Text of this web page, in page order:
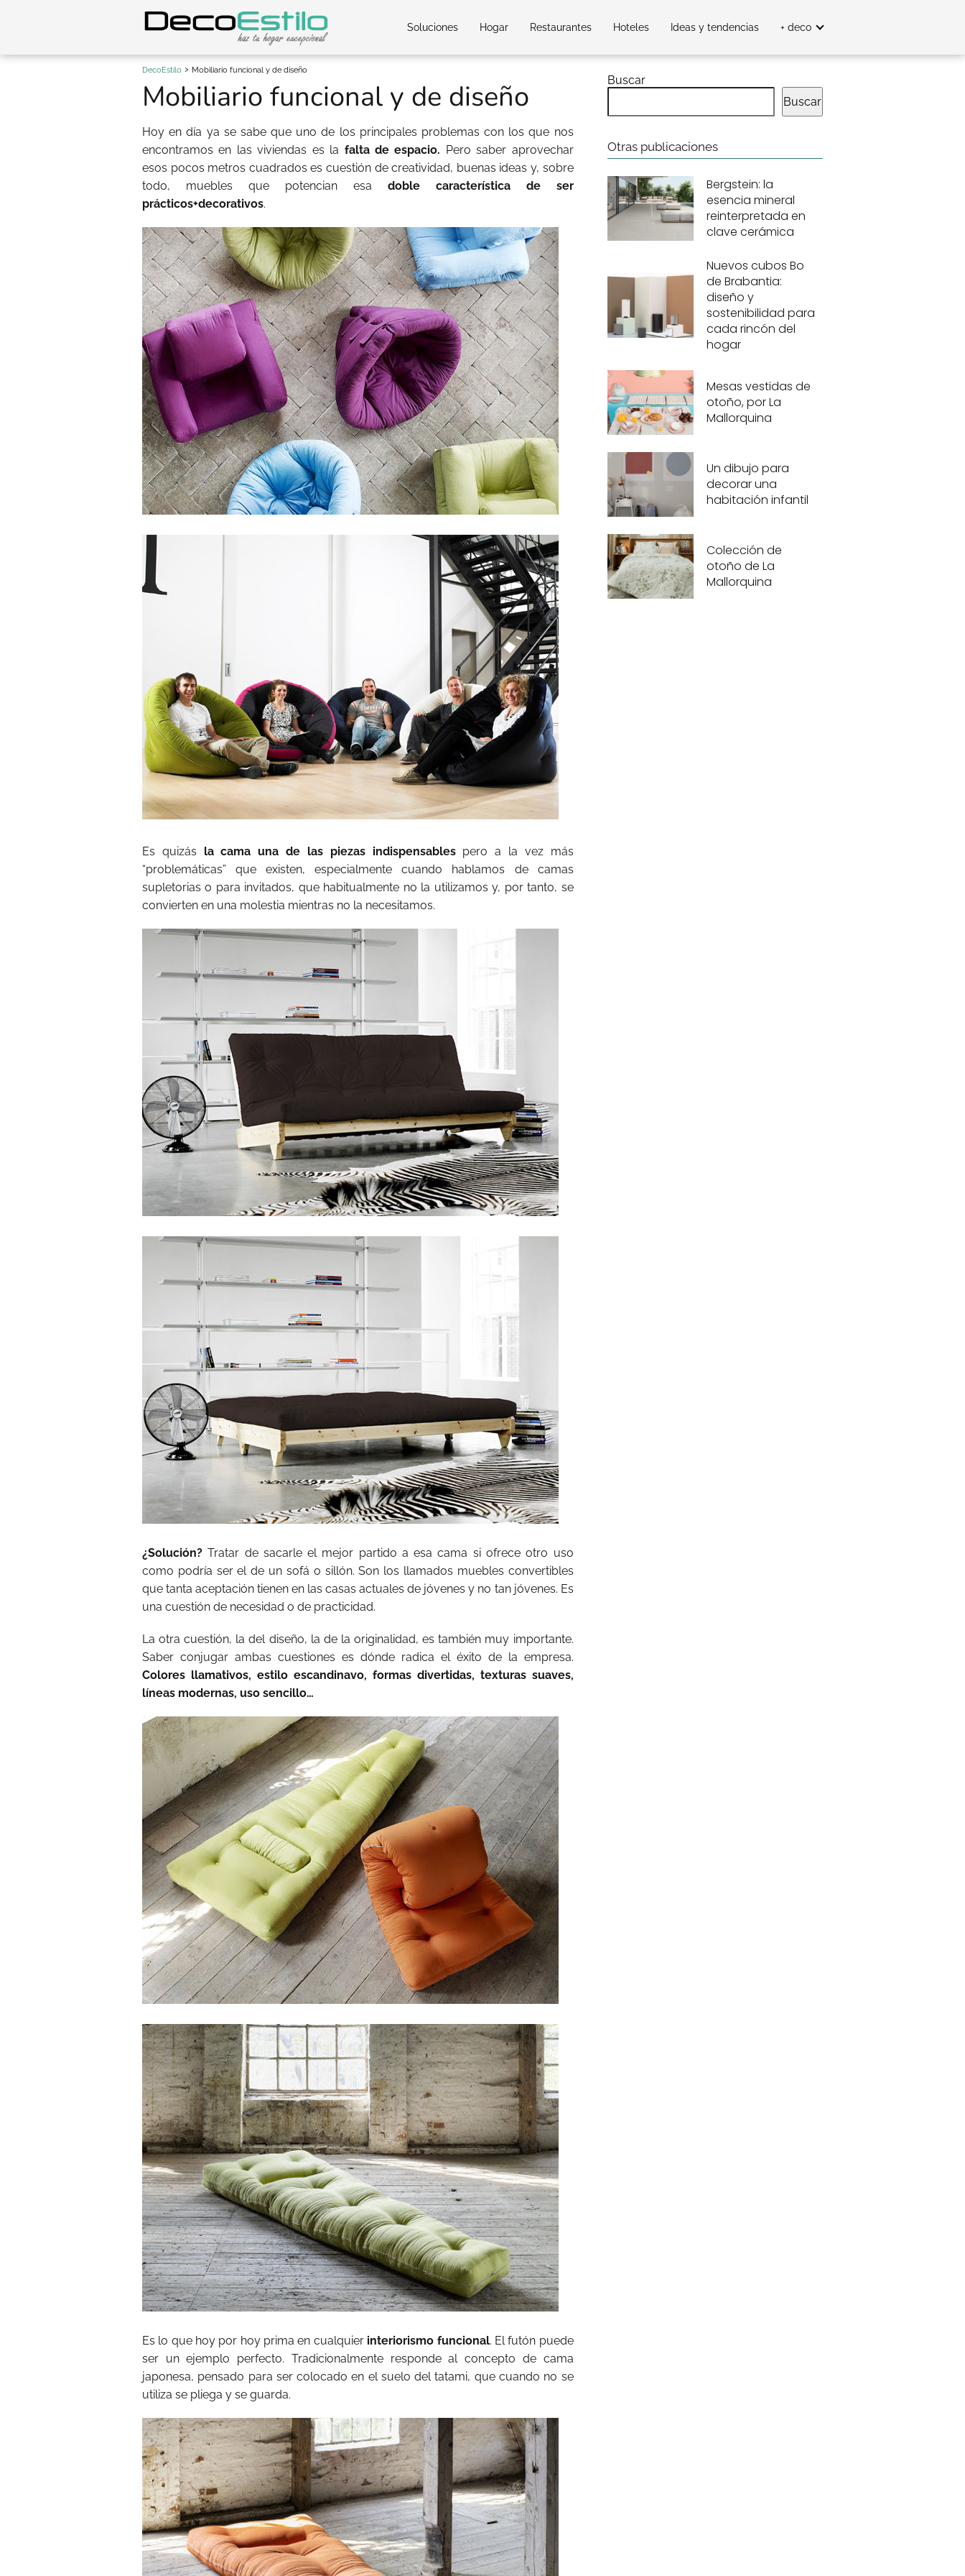
Soluciones Hogar Restaurantes Hoteles Ideas y tendencias + deco
DecoEstilo Mobiliario funcional y de diseño
Mobiliario funcional y de diseño
Hoy en día ya se sabe que uno de los principales problemas con los que nos
encontramos en las viviendas es la falta de espacio. Pero saber aprovechar
esos pocos metros cuadrados es cuestión de creatividad, buenas ideas y, sobre
todo, muebles que potencian esa doble característica de ser
prácticos+decorativos.
Es quizás la cama una de las piezas indispensablespero a la vez más
“problemáticas” que existen, especialmente cuando hablamos de camas
supletorias o para invitados, que habitualmente no la utilizamos y, por tanto, se
convierten en una molestia mientras no la necesitamos.
¿Solución? Tratar de sacarle el mejor partido a esa cama si ofrece otro uso
como podría ser el de un sofá o sillón. Son los llamados muebles convertibles
que tanta aceptación tienen en las casas actuales de jóvenes y no tan jóvenes. Es
una cuestión de necesidad o de practicidad.
La otra cuestión, la del diseño, la de la originalidad, es también muy importante.
Saber conjugar ambas cuestiones es dónde radica el éxito de la empresa.
Colores llamativos, estilo escandinavo, formas divertidas, texturas suaves,
líneas modernas, uso sencillo…
Es lo que hoy por hoy prima en cualquierinteriorismo funcional. El futón puede
ser un ejemplo perfecto. Tradicionalmente responde al concepto de cama
japonesa, pensado para ser colocado en el suelo del tatami, que cuando no se
utiliza se pliega y se guarda.
Buscar
Buscar
Otras publicaciones
Bergstein: la
esencia mineral
reinterpretada en
clave cerámica
Nuevos cubos Bo
de Brabantia:
diseño y
sostenibilidad para
cada rincón del
hogar
Mesas vestidas de
otoño, por La
Mallorquina
Un dibujo para
decorar una
habitación infantil
Colección de
otoño de La
Mallorquina